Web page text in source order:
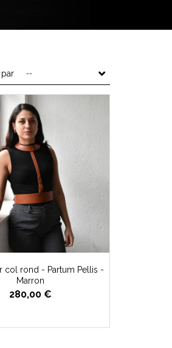
--
col rond - Partum Pellis -
Marron
280,00 €